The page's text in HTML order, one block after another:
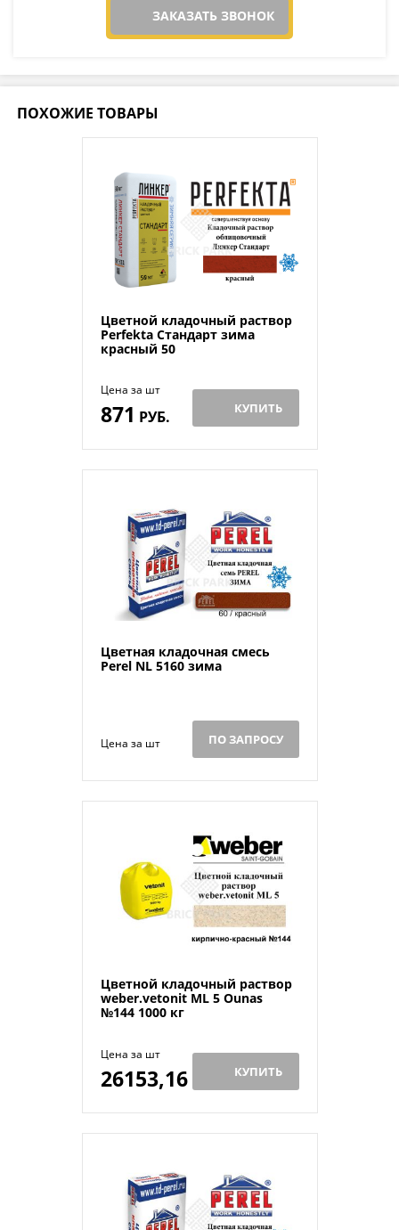
ЗАКАЗАТЬ ЗВОНОК
ПОХОЖИЕ ТОВАРЫ
Цветной кладочный раствор
Perfekta Стандарт зима
красный 50
Цена за шт
871 РУБ. КУПИТЬ
Цветная кладочная смесь
Perel NL 5160 зима
Цена за шт ПО ЗАПРОСУ
Цветной кладочный раствор
weber.vetonit ML 5 Ounas
№144 1000 кг
Цена за шт
26153,16Й КУПИТЬ